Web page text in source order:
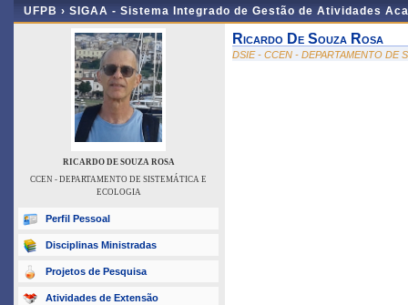
UFPB › SIGAA - Sistema Integrado de Gestão de Atividades
RICARDO DE SOUZA ROSA
CCEN - DEPARTAMENTO DE SISTEMÁTICA E
ECOLOGIA
Perfil Pessoal
Disciplinas Ministradas
Projetos de Pesquisa
Atividades de Extensão
Ricardo De Souza Rosa
DSIE - CCEN - DEPARTAMENTO DE